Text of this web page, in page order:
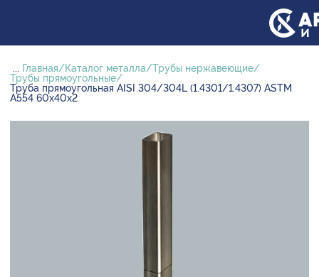
... Главная Каталог металла
Трубы нержавеющие
Трубы прямоугольные
Труба прямоугольная AISI 304/304L (1.4301/1.4307) ASTM
A554 60х40х2